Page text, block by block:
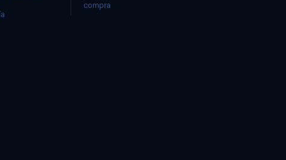
compra